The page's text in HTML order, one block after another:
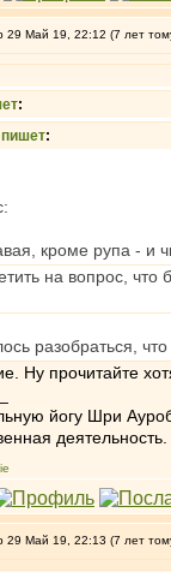
29 Май 19, 22:12 (7 лет
:
пишет:
кроме рупа - и
на вопрос, что
разобраться,
Ну прочитайте
йогу Шри
деятельность.
29 Май 19, 22:13 (7 лет